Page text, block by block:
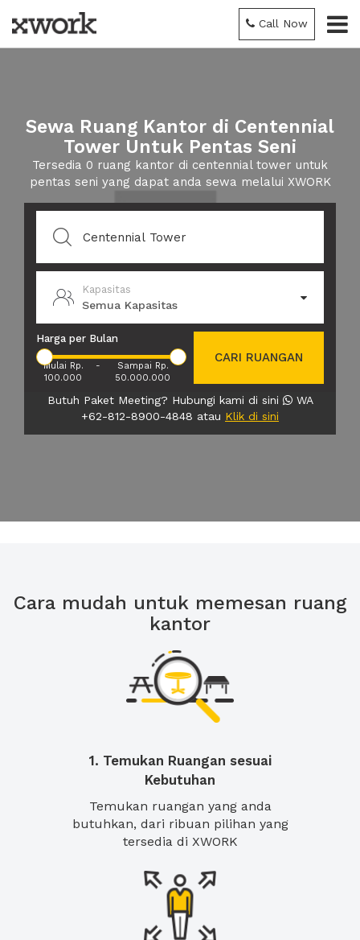
Call Now
Sewa Ruang Kantor di Centennial
Tower Untuk Pentas Seni
Tersedia 0 ruang kantor di centennial tower untuk
pentas seni yang dapat anda sewa melalui XWORK
Kapasitas
Semua Kapasitas
Harga per Bulan
Mulai Rp.
100.000
-
Sampai Rp.
50.000.000
CARI RUANGAN
Butuh Paket Meeting? Hubungi kami di sini
WA
+62-812-8900-4848 atau Klik di sini
Cara mudah untuk memesan ruang
kantor
1. Temukan Ruangan sesuai
Kebutuhan
Temukan ruangan yang anda
butuhkan, dari ribuan pilihan yang
tersedia di XWORK